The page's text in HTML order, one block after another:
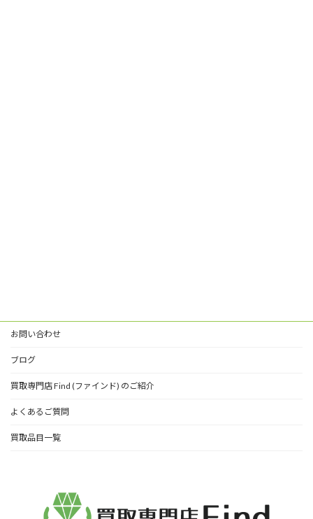
お問い合わせ
ブログ
買取専門店 Find (ファインド) のご紹介
よくあるご質問
買取品目一覧